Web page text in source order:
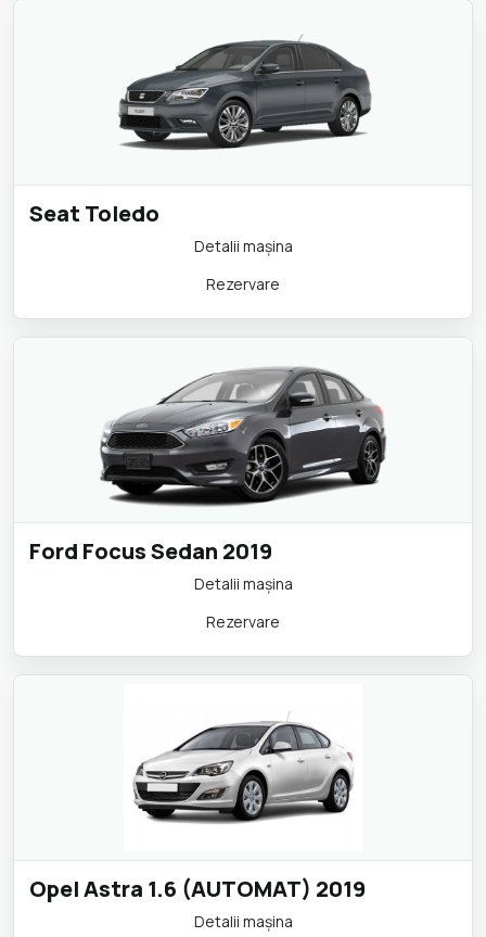
Seat Toledo
Detalii maşina
Rezervare
Ford Focus Sedan 2019
Detalii maşina
Rezervare
Opel Astra 1.6 (AUTOMAT) 2019
Detalii maşina